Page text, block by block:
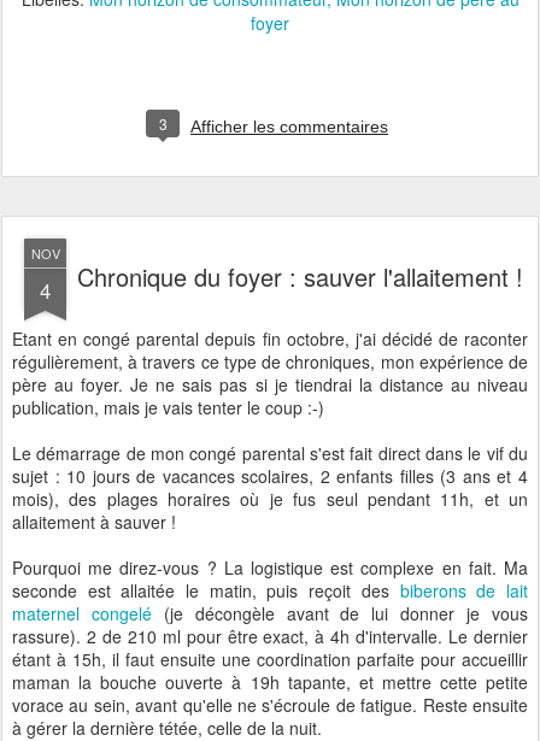
foyer
3 Afficher les commentaires
NOV
4 Chronique du foyer : sauver l'allaitement !
Etant en congé parental depuis fin octobre, j'ai décidé de raconter
régulièrement, à travers ce type de chroniques, mon expérience de
père au foyer. Je ne sais pas si je tiendrai la distance au niveau
publication, mais je vais tenter le coup :-)
Le démarrage de mon congé parental s'est fait direct dans le vif du
sujet : 10 jours de vacances scolaires, 2 enfants filles (3 ans et 4
mois), des plages horaires où je fus seul pendant 11h, et un
allaitement à sauver !
Pourquoi me direz-vous ? La logistique est complexe en fait. Ma
seconde est allaitée le matin, puis reçoit des biberons de lait
maternel congelé(je décongèle avant de lui donner je vous
rassure). 2 de 210 ml pour être exact, à 4h d'intervalle. Le dernier
étant à 15h, il faut ensuite une coordination parfaite pour accueillir
maman la bouche ouverte à 19h tapante, et mettre cette petite
vorace au sein, avant qu'elle ne s'écroule de fatigue. Reste ensuite
à gérer la dernière tétée, celle de la nuit.